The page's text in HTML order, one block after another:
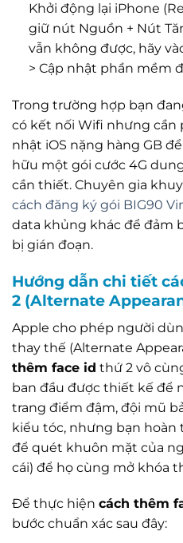
Khởi động lại iPhone
giữ nút Nguồn + Nút
vẫn không được, hãy
> Cập nhật phần mềm
Trong trường hợp bạn
có kết nối Wifi nhưng cần
nhật iOS nặng hàng GB
hữu một gói cước 4G
cần thiết. Chuyên gia
cách đăng ký gói BIG90
data khủng khác để đảm
bị gián đoạn.
Hướng dẫn chi tiết
2 (Alternate
Apple cho phép người
thay thế (Alternate
thêm face id thứ 2 vô
ban đầu được thiết kế để
trang điểm đậm, đội mũ
kiểu tóc, nhưng bạn
để quét khuôn mặt của
cái) để họ cùng mở khóa
Để thực hiện cách thêm
bước chuẩn xác sau đây: